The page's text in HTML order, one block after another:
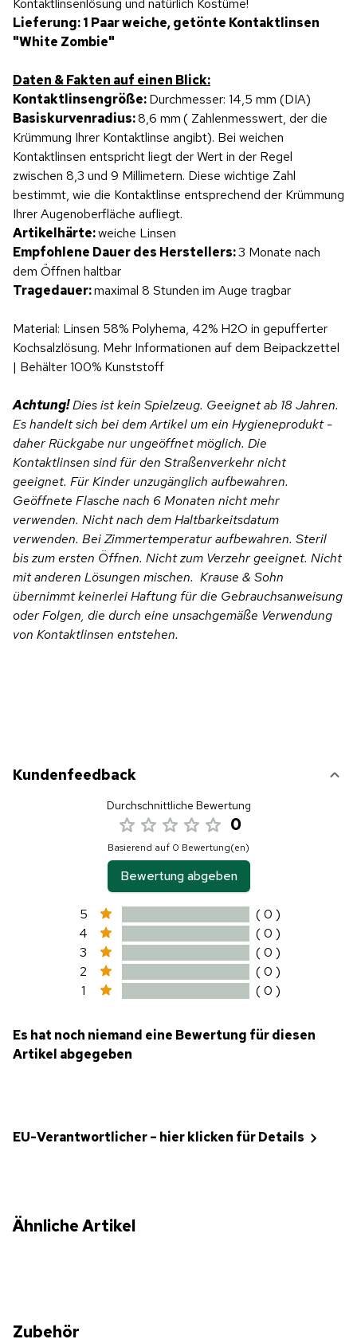
Lieferung: 1 Paar weiche, getönte Kontaktlinsen
"White Zombie"
Daten & Fakten auf einen Blick:
Kontaktlinsengröße:Durchmesser: 14,5 mm (DIA)
Basiskurvenradius:8,6 mm( Zahlenmesswert, der die
Krümmung Ihrer Kontaktlinse angibt). Bei weichen
Kontaktlinsen entspricht liegt der Wert in der Regel
zwischen 8,3 und 9 Millimetern. Diese wichtige Zahl
bestimmt, wie die Kontaktlinse entsprechend der Krümmung
Ihrer Augenoberfläche aufliegt.
Artikelhärte:weiche Linsen
Empfohlene Dauer des Herstellers:3 Monate nach
dem Öffnen haltbar
Tragedauer:maximal 8 Stunden im Auge tragbar
Material: Linsen 58% Polyhema, 42% H2O in gepufferter
Kochsalzlösung. Mehr Informationen auf dem Beipackzettel
| Behälter 100% Kunststoff
Achtung!Dies ist kein Spielzeug. Geeignet ab 18 Jahren.
Es handelt sich bei dem Artikel um ein Hygieneprodukt -
daher Rückgabe nur ungeöffnet möglich. Die
Kontaktlinsen sind für den Straßenverkehr nicht
geeignet. Für Kinder unzugänglich aufbewahren.
Geöffnete Flasche nach 6 Monaten nicht mehr
verwenden. Nicht nach dem Haltbarkeitsdatum
verwenden. Bei Zimmertemperatur aufbewahren. Steril
bis zum ersten Öffnen. Nicht zum Verzehr geeignet. Nicht
mit anderen Lösungen mischen. Krause & Sohn
übernimmt keinerlei Haftung für die Gebrauchsanweisung
oder Folgen, die durch eine unsachgemäße Verwendung
von Kontaktlinsen entstehen.
Kundenfeedback
Durchschnittliche Bewertung
0
Basierend auf 0 Bewertung(en)
Bewertung abgeben
5
( 0 )
4
( 0 )
3
( 0 )
2
( 0 )
1
( 0 )
Es hat noch niemand eine Bewertung für diesen
Artikel abgegeben
EU-Verantwortlicher – hier klicken für Details
Ähnliche Artikel
Zubehör